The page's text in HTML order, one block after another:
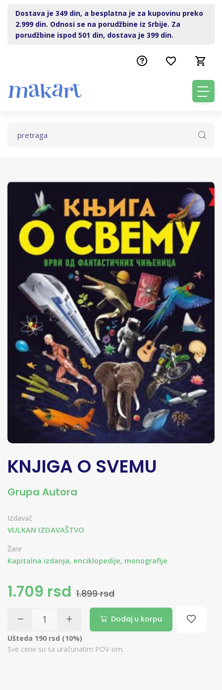
Dostava je 349 din, a besplatna je za kupovinu preko
2.999 din. Odnosi se na porudžbine iz Srbije. Za
porudžbine ispod 501 din, dostava je 399 din.
KNJIGA O SVEMU
Grupa Autora
Izdavač
VULKAN IZDAVAŠTVO
Žanr
Kapitalna izdanja, enciklopedije, monografije
1.709 rsd 1.899 rsd
Dodaj u korpu
Ušteda 190 rsd (10%)
Sve cene su sa uračunatim PDV-om.